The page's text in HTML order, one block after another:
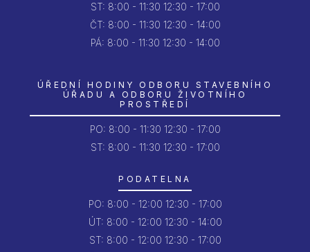
ST: 8:00 - 11:30 12:30 - 17:00
ČT: 8:00 - 11:30 12:30 - 14:00
PÁ: 8:00 - 11:30 12:30 - 14:00
ÚŘEDNÍ HODINY ODBORU STAVEBNÍHO
ÚŘADU A ODBORU ŽIVOTNÍHO
PROSTŘEDÍ
PO: 8:00 - 11:30 12:30 - 17:00
ST: 8:00 - 11:30 12:30 - 17:00
PODATELNA
PO: 8:00 - 12:00 12:30 - 17:00
ÚT: 8:00 - 12:00 12:30 - 14:00
ST: 8:00 - 12:00 12:30 - 17:00